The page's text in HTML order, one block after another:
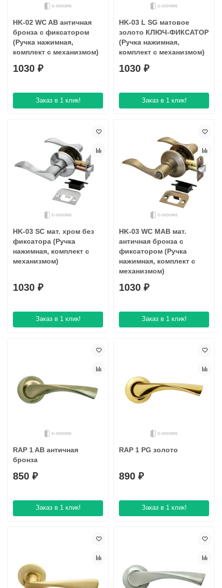
HK-02 WC AB античная
бронза с фиксатором
(Ручка нажимная,
комплект с механизмом)
1030 ₽
Заказ в 1 клик!
HK-03 L SG матовое
золото КЛЮЧ-ФИКСАТОР
(Ручка нажимная,
комплект с механизмом)
1030 ₽
Заказ в 1 клик!
HK-03 SC мат. хром без
фиксатора (Ручка
нажимная, комплект с
механизмом)
1030 ₽
Заказ в 1 клик!
HK-03 WC MAB мат.
античная бронза с
фиксатором (Ручка
нажимная, комплект с
механизмом)
1030 ₽
Заказ в 1 клик!
RAP 1 AB античная
бронза
850 ₽
Заказ в 1 клик!
RAP 1 PG золото
890 ₽
Заказ в 1 клик!